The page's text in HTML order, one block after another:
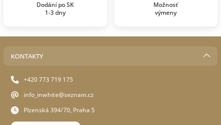
Dodání po SK
1-3 dny
Možnosť
výmeny
KONTAKTY
+420 773 719 175
info_inwhite@seznam.cz
Plzenská 394/70, Praha 5